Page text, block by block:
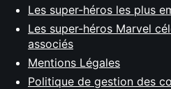
Les super-héros les plus
Les super-héros Marvel
associés
Mentions Légales
Politique de gestion des